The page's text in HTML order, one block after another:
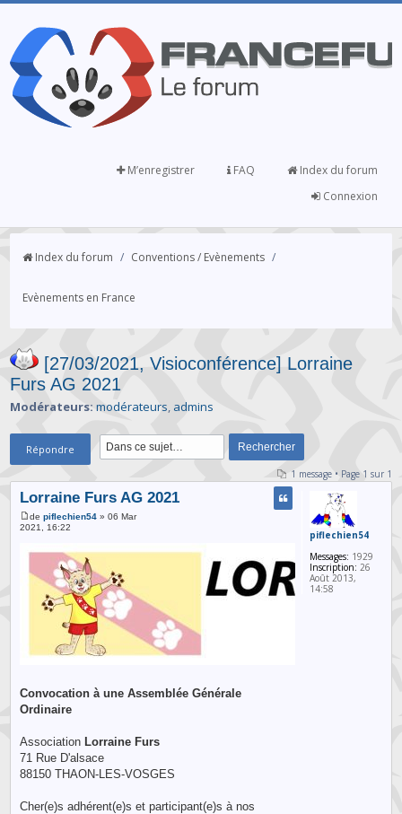
Index du forum
FAQ
M’enregistrer
Connexion
Index du forum / Conventions / Evènements /
Evènements en France
[27/03/2021, Visioconférence] Lorraine
Furs AG 2021
Modérateurs: modérateurs, admins
Répondre
1 message • Page 1 sur 1
Lorraine Furs AG 2021
depiflechien54 » 06 Mar
2021, 16:22
Convocation à une Assemblée Générale
Ordinaire
AssociationLorraine Furs
71 Rue D'alsace
88150 THAON-LES-VOSGES
Cher(e)s adhérent(e)s et participant(e)s à nos
piflechien54
Messages: 1929
Inscription: 26
Août 2013,
14:58